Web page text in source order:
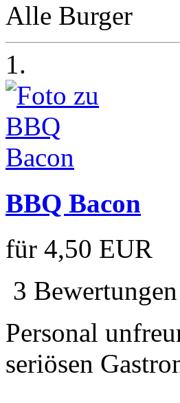
Alle Burger
1.
BBQ Bacon
für 4,50 EUR
3 Bewertungen
Personal
seriösen